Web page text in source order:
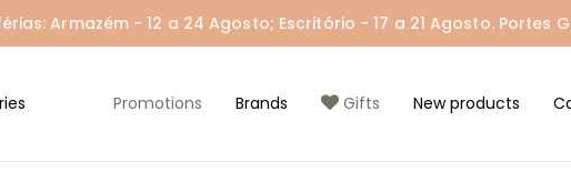
Armazém - 12 a 24 Agosto; Escritório - 17 a 21 Agosto. Portes
Promotions Brands Gifts New products